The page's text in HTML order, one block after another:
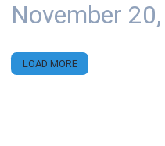
November
LOAD MORE